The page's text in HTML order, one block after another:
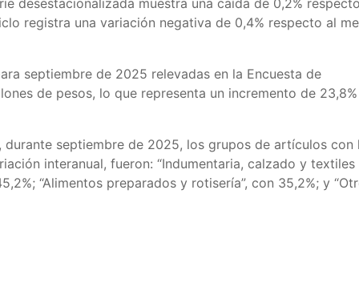
desestacionalizada muestra una caída de 0,2%
registra una variación negativa de 0,4% respecto al
septiembre de 2025 relevadas en la Encuesta de
de pesos, lo que representa un incremento de 23,8%
septiembre de 2025, los grupos de artículos con
interanual, fueron: “Indumentaria, calzado y textiles
“Alimentos preparados y rotisería”, con 35,2%; y